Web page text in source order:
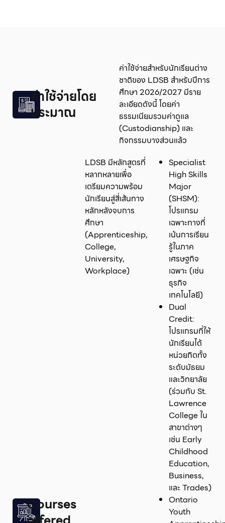
ค่าใช้จ่ายโดย
ประมาณ
ค่าใช้จ่ายสำหรับนักเรียนต่าง
ชาติของ LDSB สำหรับปีการ
ศึกษา 2026/2027 มีราย
ละเอียดดังนี้ โดยค่า
ธรรมเนียมรวมค่าดูแล
(Custodianship) และ
กิจกรรมบางส่วนแล้ว
Courses
LDSB มีหลักสูตรที่
หลากหลายเพื่อ
เตรียมความพร้อม
นักเรียนสู่สี่เส้นทาง
หลักหลังจบการ
ศึกษา
(Apprenticeship,
College,
University,
Workplace)
Specialist
High Skills
Major
(SHSM):
โปรแกรม
เฉพาะทางที่
เน้นการเรียน
รู้ในภาค
เศรษฐกิจ
เฉพาะ (เช่น
ธุรกิจ
เทคโนโลยี)
Dual
Credit:
โปรแกรมที่ให้
นักเรียนได้
หน่วยกิตทั้ง
ระดับมัธยม
และวิทยาลัย
(ร่วมกับ St.
Lawrence
College ใน
สาขาต่างๆ
เช่น Early
Childhood
Education,
Business,
และ Trades)
Ontario
Youth